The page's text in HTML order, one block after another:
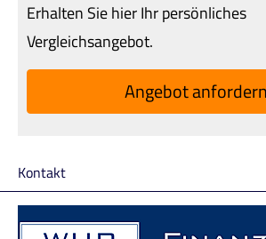
Erhalten Sie hier Ihr persönliches
Vergleichsangebot.
An­ge­bot an­for­dern
Kontakt